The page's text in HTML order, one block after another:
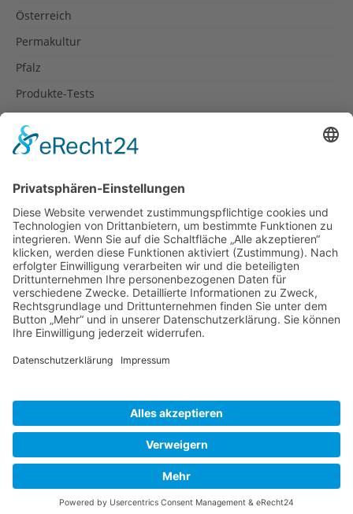
Österreich
Permakultur
Pfalz
Produkte-Tests
Rezepte
Spanien
Südtirol
USA
Weihnachten
Weihnachtstexte
Datenschutzerklärung
Impressum
Cookie-Einstellungen